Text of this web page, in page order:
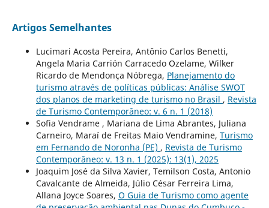
Artigos Semelhantes
Lucimari Acosta Pereira, Antônio Carlos Benetti,
Angela Maria Carrión Carracedo Ozelame, Wilker
Ricardo de Mendonça Nóbrega, Planejamento do
turismo através de políticas públicas: Análise SWOT
dos planos de marketing de turismo no Brasil , Revista
de Turismo Contemporâneo: v. 6 n. 1 (2018)
Sofia Vendrame , Mariana de Lima Abrantes, Juliana
Carneiro, Maraí de Freitas Maio Vendramine, Turismo
em Fernando de Noronha (PE) , Revista de Turismo
Contemporâneo: v. 13 n. 1 (2025): 13(1), 2025
Joaquim José da Silva Xavier, Temilson Costa, Antonio
Cavalcante de Almeida, Júlio César Ferreira Lima,
Allana Joyce Soares, O Guia de Turismo como agente